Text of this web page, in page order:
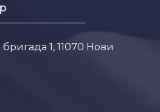
1, 11070 Нови